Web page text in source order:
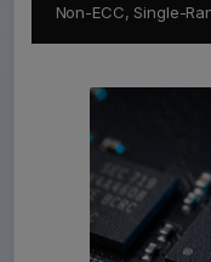
Non-ECC, Single-